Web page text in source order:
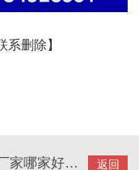
系删除】
返回
扬子江空调】